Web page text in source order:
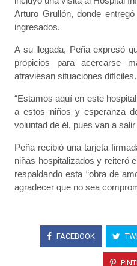
Arturo Grullón, donde
ingresados.
A su llegada, Peña expresó
propicios para acercarse
atraviesan situaciones difíciles.
“Estamos aquí en este
a estos niños y esperanza
voluntad de él, pues van a
Peña recibió una tarjeta
niñas hospitalizados y reiteró
respaldando esta “obra de
agradecer que no sea
FACEBOOK